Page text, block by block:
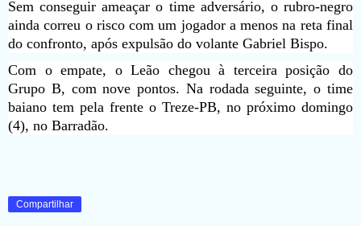
Sem conseguir ameaçar o time adversário, o rubro-negro
ainda correu o risco com um jogador a menos na reta final
do confronto, após expulsão do volante Gabriel Bispo.
Com o empate, o Leão chegou à terceira posição do
Grupo B, com nove pontos. Na rodada seguinte, o time
baiano tem pela frente o Treze-PB, no próximo domingo
(4), no Barradão.
Compartilhar